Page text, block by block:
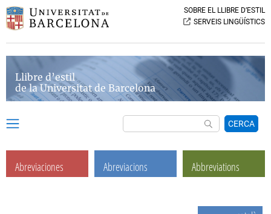
SOBRE EL LLIBRE D’ESTIL
SERVEIS LINGÜÍSTICS
Llibre d’estil
de la Universitat de Barcelona
CERCA
Abreviaciones Abreviacions Abbreviations